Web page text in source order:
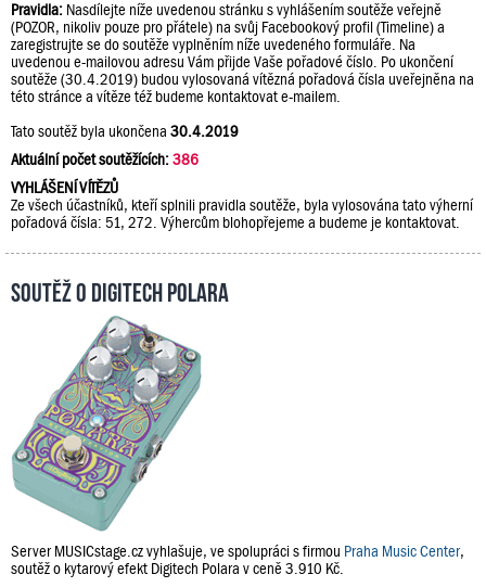
Pravidla: Nasdílejte níže uvedenou stránku s vyhlášením soutěže veřejně
(POZOR, nikoliv pouze pro přátele) na svůj Facebookový profil (Timeline) a
zaregistrujte se do soutěže vyplněním níže uvedeného formuláře. Na
uvedenou e-mailovou adresu Vám přijde Vaše pořadové číslo. Po ukončení
soutěže (30.4.2019) budou vylosovaná vítězná pořadová čísla uveřejněna na
této stránce a vítěze též budeme kontaktovat e-mailem.
Tato soutěž byla ukončena 30.4.2019
Aktuální počet soutěžících:386
VYHLÁŠENÍ VÍTĚZŮ
Ze všech účastníků, kteří splnili pravidla soutěže, byla vylosována tato výherní
pořadová čísla: 51, 272. Výhercům blohopřejeme a budeme je kontaktovat.
Soutěž o Digitech Polara
Server MUSICstage.cz vyhlašuje, ve spolupráci s firmou Praha Music Center,
soutěž o kytarový efekt Digitech Polara v ceně 3.910 Kč.